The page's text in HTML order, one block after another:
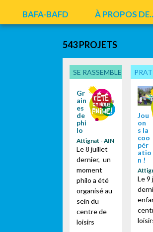
BAFA-BAFD
À PROPOS
543 PROJETS
SE RASSEMBLER,
Gr
ain
es
de
phi
lo
Attignat - AIN
Le 8 juillet
dernier, un
moment
philo a été
organisé au
sein du
centre de
loisirs
Jou
on
s la
coo
pér
atio
n !
Le 9